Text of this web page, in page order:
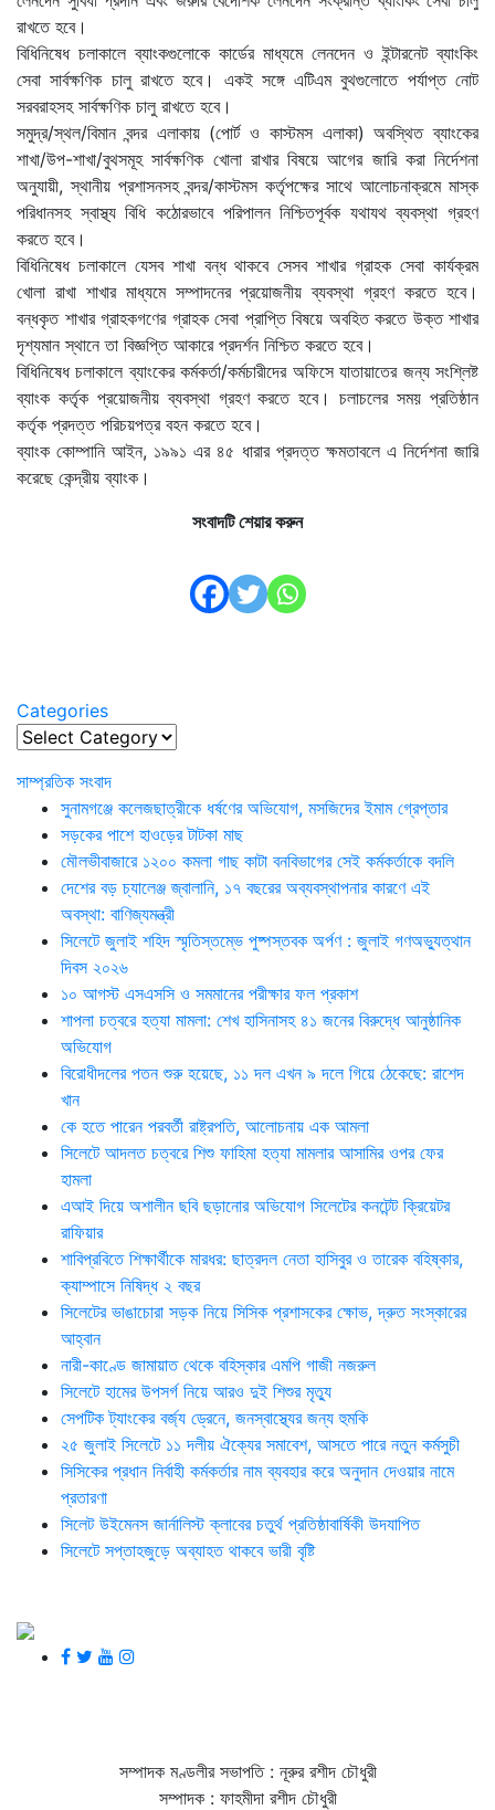
রাখতে হবে।
বিধিনিষেধ চলাকালে ব্যাংকগুলোকে কার্ডের মাধ্যমে লেনদেন ও ইন্টারনেট ব্যাংকিং
সেবা সার্বক্ষণিক চালু রাখতে হবে। একই সঙ্গে এটিএম বুথগুলোতে পর্যাপ্ত নোট
সরবরাহসহ সার্বক্ষণিক চালু রাখতে হবে।
সমুদ্র/স্থল/বিমান বন্দর এলাকায় (পোর্ট ও কাস্টমস এলাকা) অবস্থিত ব্যাংকের
শাখা/উপ-শাখা/বুথসমূহ সার্বক্ষণিক খোলা রাখার বিষয়ে আগের জারি করা নির্দেশনা
অনুযায়ী, স্থানীয় প্রশাসনসহ বন্দর/কাস্টমস কর্তৃপক্ষের সাথে আলোচনাক্রমে মাস্ক
পরিধানসহ স্বাস্থ্য বিধি কঠোরভাবে পরিপালন নিশ্চিতপূর্বক যথাযথ ব্যবস্থা গ্রহণ
করতে হবে।
বিধিনিষেধ চলাকালে যেসব শাখা বন্ধ থাকবে সেসব শাখার গ্রাহক সেবা কার্যক্রম
খোলা রাখা শাখার মাধ্যমে সম্পাদনের প্রয়োজনীয় ব্যবস্থা গ্রহণ করতে হবে।
বন্ধকৃত শাখার গ্রাহকগণের গ্রাহক সেবা প্রাপ্তি বিষয়ে অবহিত করতে উক্ত শাখার
দৃশ্যমান স্থানে তা বিজ্ঞপ্তি আকারে প্রদর্শন নিশ্চিত করতে হবে।
বিধিনিষেধ চলাকালে ব্যাংকের কর্মকর্তা/কর্মচারীদের অফিসে যাতায়াতের জন্য সংশ্লিষ্ট
ব্যাংক কর্তৃক প্রয়োজনীয় ব্যবস্থা গ্রহণ করতে হবে। চলাচলের সময় প্রতিষ্ঠান
কর্তৃক প্রদত্ত পরিচয়পত্র বহন করতে হবে।
ব্যাংক কোম্পানি আইন, ১৯৯১ এর ৪৫ ধারার প্রদত্ত ক্ষমতাবলে এ নির্দেশনা জারি
করেছে কেন্দ্রীয় ব্যাংক।
সংবাদটি শেয়ার করুন
Categories
Categories
সাম্প্রতিক সংবাদ
সুনামগঞ্জে কলেজছাত্রীকে ধর্ষণের অভিযোগ, মসজিদের ইমাম গ্রেপ্তার
সড়কের পাশে হাওড়ের টাটকা মাছ
মৌলভীবাজারে ১২০০ কমলা গাছ কাটা বনবিভাগের সেই কর্মকর্তাকে বদলি
দেশের বড় চ্যালেঞ্জ জ্বালানি, ১৭ বছরের অব্যবস্থাপনার কারণে এই
অবস্থা: বাণিজ্যমন্ত্রী
সিলেটে জুলাই শহিদ স্মৃতিস্তম্ভে পুষ্পস্তবক অর্পণ : জুলাই গণঅভ্যুত্থান
দিবস ২০২৬
১০ আগস্ট এসএসসি ও সমমানের পরীক্ষার ফল প্রকাশ
শাপলা চত্বরে হত্যা মামলা: শেখ হাসিনাসহ ৪১ জনের বিরুদ্ধে আনুষ্ঠানিক
অভিযোগ
বিরোধীদলের পতন শুরু হয়েছে, ১১ দল এখন ৯ দলে গিয়ে ঠেকেছে: রাশেদ
খান
কে হতে পারেন পরবর্তী রাষ্ট্রপতি, আলোচনায় এক আমলা
সিলেটে আদলত চত্বরে শিশু ফাহিমা হত্যা মামলার আসামির ওপর ফের
হামলা
এআই দিয়ে অশালীন ছবি ছড়ানোর অভিযোগ সিলেটের কনটেন্ট ক্রিয়েটর
রাফিয়ার
শাবিপ্রবিতে শিক্ষার্থীকে মারধর: ছাত্রদল নেতা হাসিবুর ও তারেক বহিষ্কার,
ক্যাম্পাসে নিষিদ্ধ ২ বছর
সিলেটের ভাঙাচোরা সড়ক নিয়ে সিসিক প্রশাসকের ক্ষোভ, দ্রুত সংস্কারের
আহ্বান
নারী-কাণ্ডে জামায়াত থেকে বহিস্কার এমপি গাজী নজরুল
সিলেটে হামের উপসর্গ নিয়ে আরও দুই শিশুর মৃত্যু
সেপটিক ট্যাংকের বর্জ্য ড্রেনে, জনস্বাস্থ্যের জন্য হুমকি
২৫ জুলাই সিলেটে ১১ দলীয় ঐক্যের সমাবেশ, আসতে পারে নতুন কর্মসুচী
সিসিকের প্রধান নির্বাহী কর্মকর্তার নাম ব্যবহার করে অনুদান দেওয়ার নামে
প্রতারণা
সিলেট উইমেনস জার্নালিস্ট ক্লাবের চতুর্থ প্রতিষ্ঠাবার্ষিকী উদযাপিত
সিলেটে সপ্তাহজুড়ে অব্যাহত থাকবে ভারী বৃষ্টি
সম্পাদক মণ্ডলীর সভাপতি : নূরুর রশীদ চৌধুরী
সম্পাদক : ফাহমীদা রশীদ চৌধুরী